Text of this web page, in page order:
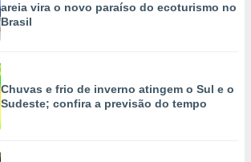
areia vira o novo paraíso do ecoturismo no
Brasil
Chuvas e frio de inverno atingem o Sul e o
Sudeste; confira a previsão do tempo